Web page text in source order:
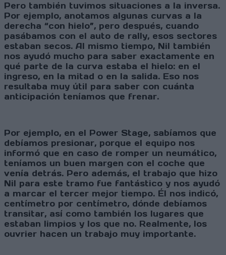
Pero también tuvimos situaciones a la inversa.
Por ejemplo, anotamos algunas curvas a la
derecha “con hielo”, pero después, cuando
pasábamos con el auto de rally, esos sectores
estaban secos. Al mismo tiempo, Nil también
nos ayudó mucho para saber exactamente en
qué parte de la curva estaba el hielo: en el
ingreso, en la mitad o en la salida. Eso nos
resultaba muy útil para saber con cuánta
anticipación teníamos que frenar.
Por ejemplo, en el Power Stage, sabíamos que
debíamos presionar, porque el equipo nos
informó que en caso de romper un neumático,
teníamos un buen margen con el coche que
venía detrás. Pero además, el trabajo que hizo
Nil para este tramo fue fantástico y nos ayudó
a marcar el tercer mejor tiempo. Él nos indicó,
centímetro por centímetro, dónde debíamos
transitar, así como también los lugares que
estaban limpios y los que no. Realmente, los
ouvrier hacen un trabajo muy importante.